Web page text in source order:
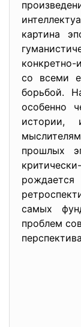
картина
со всеми
борьбой.
особенно
истории,
прошлых
самых
проблем